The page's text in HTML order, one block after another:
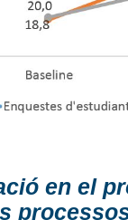
en el